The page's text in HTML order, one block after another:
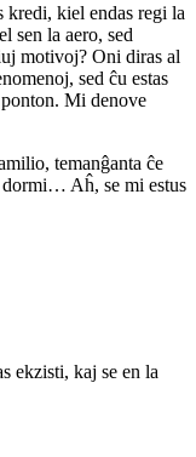
kiel endas regi la
sen la aero, sed
motivoj? Oni diras al
sed ĉu estas
Mi denove
temanĝanta ĉe
dormi… Aĥ, se mi estus
ekzisti, kaj se en la